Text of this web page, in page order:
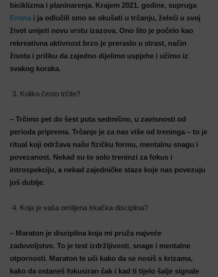
biciklizma i planinarenja. Krajem 2021. godine, supruga
Emina i ja odlučili smo se okušati u trčanju, želeći u svoj
život unijeti novu vrstu izazova. Ono što je počelo kao
rekreativna aktivnost brzo je preraslo u strast, način
života i priliku da zajedno dijelimo uspjehe i učimo iz
svakog koraka.
Koliko često trčite?
– Trčimo pet do šest puta sedmično, u zavisnosti od
perioda priprema. Trčanje je za nas više od treninga – to je
ritual koji održava našu fizičku formu, mentalnu snagu i
povezanost. Nekad su to solo treninzi za fokus i
introspekciju, a nekad zajedničke staze koje nas povezuju
još dublje.
Koja je vaša omiljena trkačka disciplina?
– Maraton je disciplina koja mi pruža najveće
zadovoljstvo. To je test izdržljivosti, snage i mentalne
otpornosti. Maraton te uči kako da se nosiš s krizama,
kako da ostaneš fokusiran čak i kad ti tijelo šalje signale